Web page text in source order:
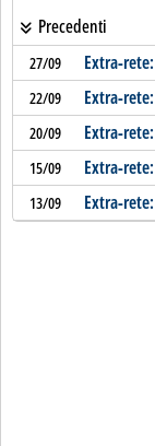
Precedenti
27/09 Extra-
22/09 Extra-
20/09 Extra-
15/09 Extra-
13/09 Extra-